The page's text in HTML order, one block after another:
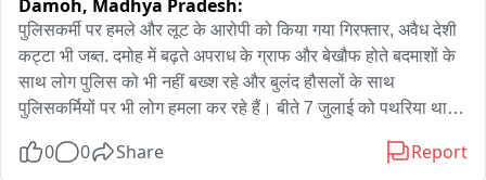
Damoh, Madhya Pradesh:
पुलिसकर्मी पर हमले और लूट के आरोपी को किया गया गिरफ्तार, अवैध देशी
कट्टा भी जब्त. दमोह में बढ़ते अपराध के ग्राफ और बेखौफ होते बदमाशों के
साथ लोग पुलिस को भी नहीं बख्श रहे और बुलंद हौसलों के साथ
पुलिसकर्मियों पर भी लोग हमला कर रहे हैं। बीते 7 जुलाई को पथरिया थाना
पहुंची थी लेकिन खूबसिंह नाम के दबंग ने इस डायल112 की टीम पर ही
0 0 Share Report